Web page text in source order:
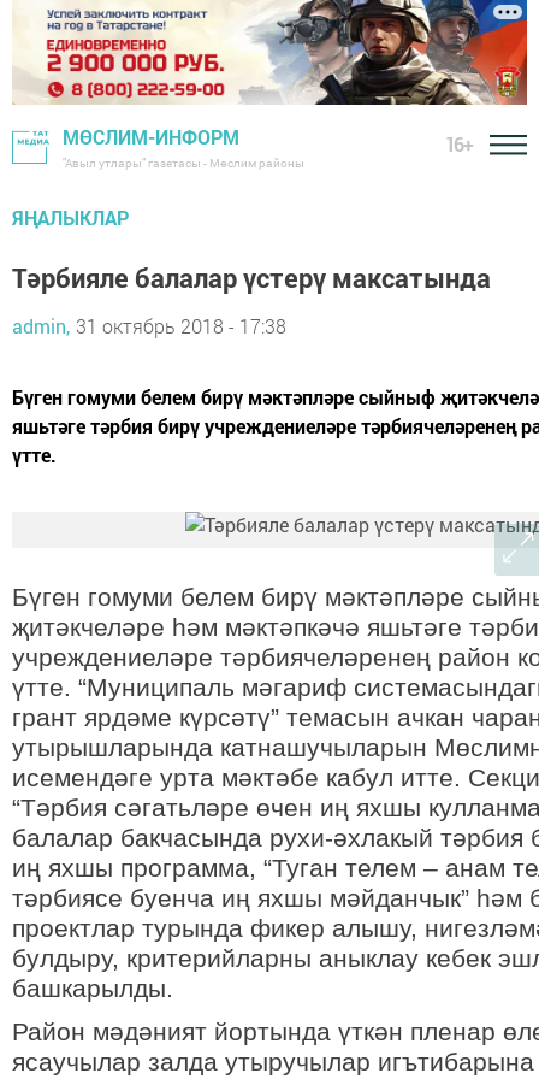
МӨСЛИМ-ИНФОРМ
"Авыл утлары" газетасы - Мөслим районы
16+
ЯҢАЛЫКЛАР
Тәрбияле балалар үстерү максатында
admin, 31 октябрь 2018 - 17:38
Бүген гомуми белем бирү мәктәпләре сыйныф
яшьтәге тәрбия бирү учреждениеләре тәрбиячеләренең
үтте.
Бүген гомуми белем бирү мәктәпләре
җитәкчеләре һәм мәктәпкәчә яшьтәге
учреждениеләре тәрбиячеләренең район
үтте. “Муниципаль мәгариф
грант ярдәме күрсәтү” темасын ачкан
утырышларында катнашучыларын
исемендәге урта мәктәбе кабул итте.
“Тәрбия сәгатьләре өчен иң яхшы
балалар бакчасында рухи-әхлакый тәрбия
иң яхшы программа, “Туган телем – анам
тәрбиясе буенча иң яхшы мәйданчык” һәм
проектлар турында фикер алышу,
булдыру, критерийларны аныклау кебек
башкарылды.
Район мәдәният йортында үткән пленар
ясаучылар залда утыручылар игътибарына